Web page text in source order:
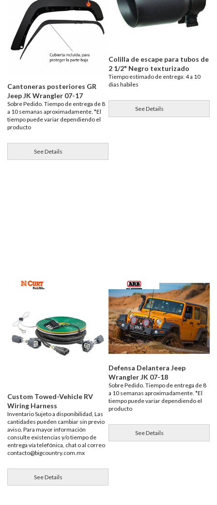
Cantoneras posteriores GR
Jeep JK Wrangler 07-17
Sobre Pedido. Tiempo de entrega de 8
a 10 semanas aproximadamente. *El
tiempo puede variar dependiendo el
producto
See Details
Colilla de escape para tubos de
2 1/2" Negro texturizado
Tiempo estimado de entrega: 4 a 10
dias habiles
See Details
Custom Towed-Vehicle RV
Wiring Harness
Inventario Sujeto a disponibilidad, Las
cantidades pueden cambiar sin previo
aviso. Para mayor información
consulte existencias y/o tiempo de
entrega vía telefónica, chat o al correo
contacto@bigcountry.com.mx
See Details
Defensa Delantera Jeep
Wrangler JK 07-18
Sobre Pedido. Tiempo de entrega de 8
a 10 semanas aproximadamente. *El
tiempo puede variar dependiendo el
producto
See Details